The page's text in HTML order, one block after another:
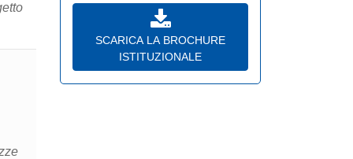
SCARICA LA BROCHURE
ISTITUZIONALE